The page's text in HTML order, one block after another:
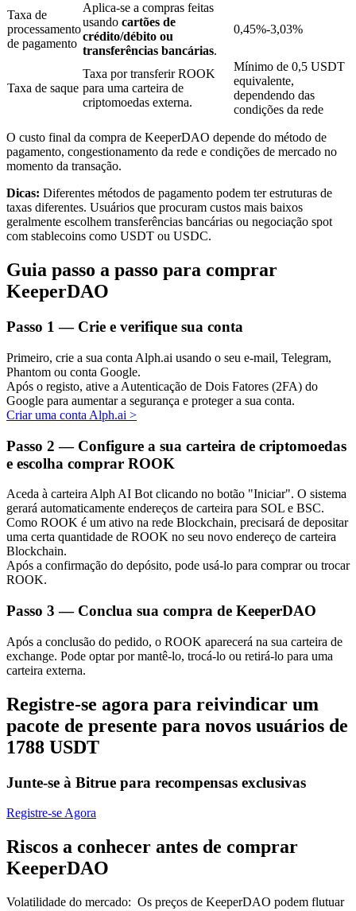
Empréstimos
Serviço de empréstimo apoiado por criptografia
Investimento Automático
Aprenda a apostar
Bitrue
AI
Até 65% de comissões!
Taxa de
processamento
de pagamento
Aplica-se a compras feitas
usando cartões de
crédito/débito ou
transferências bancárias.
0,45%-3,03%
Taxa de saque
Taxa por transferir ROOK
para uma carteira de
criptomoedas externa.
Mínimo de 0,5 USDT
equivalente,
dependendo das
condições da rede
O custo final da compra de KeeperDAO depende do método de
pagamento, congestionamento da rede e condições de mercado no
momento da transação.
Dicas: Diferentes métodos de pagamento podem ter estruturas de
taxas diferentes. Usuários que procuram custos mais baixos
geralmente escolhem transferências bancárias ou negociação spot
com stablecoins como USDT ou USDC.
Guia passo a passo para comprar
KeeperDAO
Passo 1 — Crie e verifique sua conta
Primeiro, crie a sua conta Alph.ai usando o seu e-mail, Telegram,
Phantom ou conta Google.
Após o registo, ative a Autenticação de Dois Fatores (2FA) do
Google para aumentar a segurança e proteger a sua conta.
Criar uma conta Alph.ai >
Passo 2 — Configure a sua carteira de criptomoedas
e escolha comprar ROOK
Aceda à carteira Alph AI Bot clicando no botão "Iniciar". O sistema
gerará automaticamente endereços de carteira para SOL e BSC.
Como ROOK é um ativo na rede Blockchain, precisará de depositar
uma certa quantidade de ROOK no seu novo endereço de carteira
Blockchain.
Após a confirmação do depósito, pode usá-lo para comprar ou trocar
ROOK.
Passo 3 — Conclua sua compra de KeeperDAO
Após a conclusão do pedido, o ROOK aparecerá na sua carteira de
exchange. Pode optar por mantê-lo, trocá-lo ou retirá-lo para uma
carteira externa.
Registre-se agora para reivindicar um
pacote de presente para novos usuários de
1788 USDT
Junte-se à Bitrue para recompensas exclusivas
Registre-se Agora
Riscos a conhecer antes de comprar
KeeperDAO
Volatilidade do mercado: Os preços de KeeperDAO podem flutuar